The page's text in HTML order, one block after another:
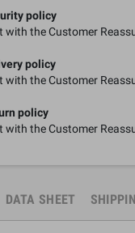
policy
with the Customer
policy
with the Customer
policy
with the Customer
DATA SHEET